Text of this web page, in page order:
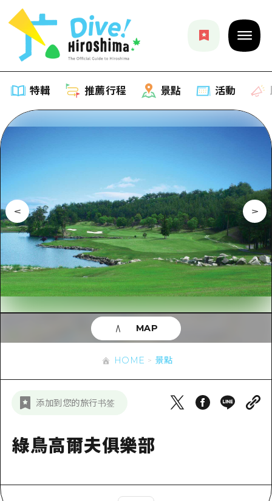
特輯 推薦行程 景點 活動
推薦
藝術
活動·廟會
美食·酒水
騎自行車
購物
運動
夜晚生活
標準
治癒
列表
Dive! Hiroshima 官方向導
廣島隨意旅行
廣島市內
安芸
答對了
宮島周邊
短途旅行
景點
列表
廣島市內
安芸
答對了
美北
東山口
愛媛
活動
即時訊息
有用的信息
列表
超值遊覽門票
新聞
HOME 景點
添加到您的旅行书签
綠鳥高爾夫俱樂部
MAP